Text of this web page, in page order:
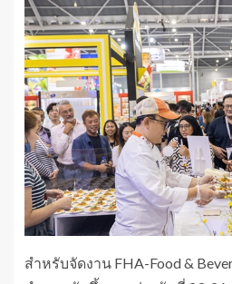
สำหรับจัดงาน FHA-Food &